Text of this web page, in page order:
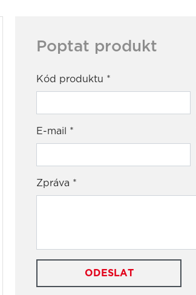
Poptat produkt
Kód produktu *
E-mail *
Zpráva *
ODESLAT